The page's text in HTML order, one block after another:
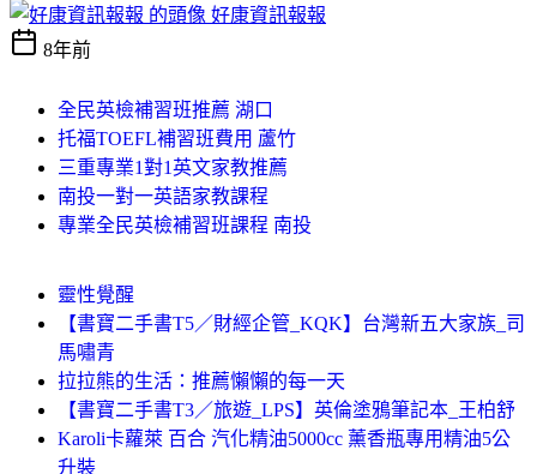
好康資訊報報
8年前
全民英檢補習班推薦 湖口
托福TOEFL補習班費用 蘆竹
三重專業1對1英文家教推薦
南投一對一英語家教課程
專業全民英檢補習班課程 南投
靈性覺醒
【書寶二手書T5／財經企管_KQK】台灣新五大家族_司
馬嘯青
拉拉熊的生活：推薦懶懶的每一天
【書寶二手書T3／旅遊_LPS】英倫塗鴉筆記本_王柏舒
Karoli卡蘿萊 百合 汽化精油5000cc 薰香瓶專用精油5公
升裝